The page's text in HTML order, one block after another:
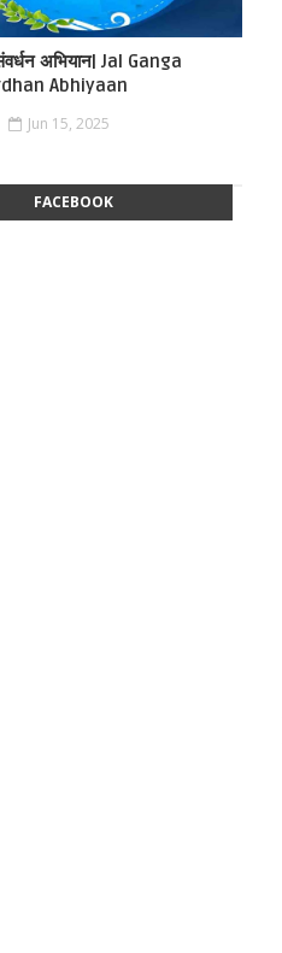
अभियान| Jal Ganga
Abhiyaan
Jun 15, 2025
FACEBOOK